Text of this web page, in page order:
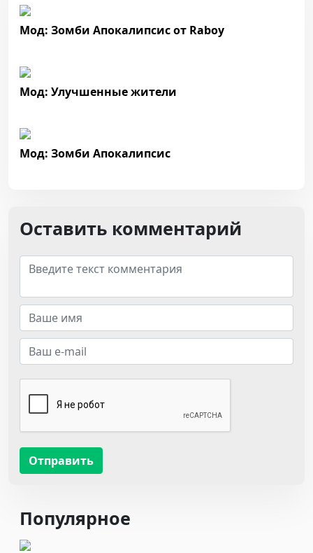
Мод: Зомби Апокалипсис от Raboy
Мод: Улучшенные жители
Мод: Зомби Апокалипсис
Оставить комментарий
Отправить
Популярное